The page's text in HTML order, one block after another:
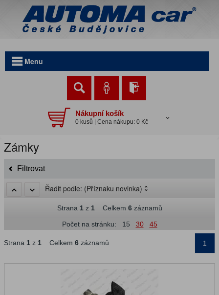
Menu
Nákupní košík
0 kusů | Cena nákupu: 0 Kč
Zámky
Filtrovat
Řadit podle: (Příznaku novinka)
Strana 1z 1Celkem 6záznamů
Počet na stránku: 15 30 45
Strana 1 z 1 Celkem 6 záznamů 1